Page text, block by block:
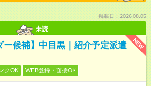
掲載日：2026.08.05
未読
NEW
ー候補】中目黒｜紹介予定派遣
クOK WEB登録・面接OK